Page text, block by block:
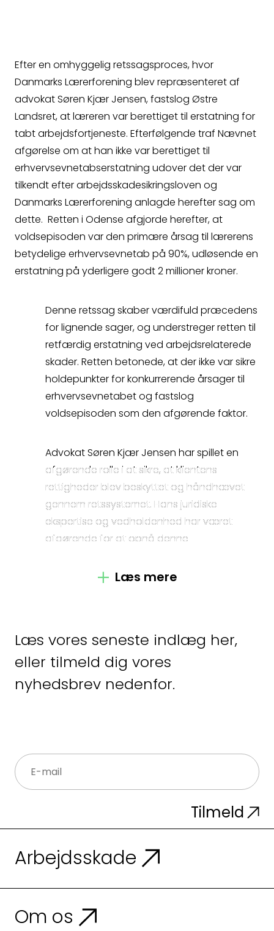
Kontakt
Kontakt
Fagområder
Om os
Medarbejdere
Crossborder
Spørgsmål
symptomer, men kan have bidraget til det
samlede tilstandsbillede.”. Samtidig
anerkendte AES lærerens anmeldte
erhvervssygdom og tildelte yderligere 10%.
Læreren blev senere tildelt
seniorførtidspension og 90%
erhvervsevnetabserstatning fra AES.
Københavns Byret frifandt
Erstatningsnævnet, men Østre Landsret
dømte Nævnet til at anerkende lærerens ret
Landsretten begrundede dette med, at
sygemeldingen udløst af overfaldet i
november 2014, sammen med tre
forudgående hændelser, var medvirkende
årsag til hele det efterfølgende
sygdomsforløb.
Efter en omhyggelig retssagsproces, hvor
Danmarks Lærerforening blev repræsenteret af
advokat Søren Kjær Jensen, fastslog Østre
Landsret, at læreren var berettiget til erstatning for
tabt arbejdsfortjeneste. Efterfølgende traf Nævnet
afgørelse om at han ikke var berettiget til
erhvervsevnetabserstatning udover det der var
tilkendt efter arbejdsskadesikringsloven og
Danmarks Lærerforening anlagde herefter sag om
dette. Retten i Odense afgjorde herefter, at
voldsepisoden var den primære årsag til lærerens
betydelige erhvervsevnetab på 90%, udløsende en
erstatning på yderligere godt 2 millioner kroner.
Denne retssag skaber værdifuld præcedens
for lignende sager, og understreger retten til
retfærdig erstatning ved arbejdsrelaterede
skader. Retten betonede, at der ikke var sikre
holdepunkter for konkurrerende årsager til
erhvervsevnetabet og fastslog
voldsepisoden som den afgørende faktor.
Advokat Søren Kjær Jensen har spillet en
afgørende rolle i at sikre, at klientens
rettigheder blev beskyttet og håndhævet
gennem retssystemet. Hans juridiske
ekspertise og vedholdenhed har været
afgørende for at opnå denne
Læs mere
Læs vores seneste indlæg her,
eller tilmeld dig vores
nyhedsbrev nedenfor.
Tilmeld
Arbejdsskade
Om os